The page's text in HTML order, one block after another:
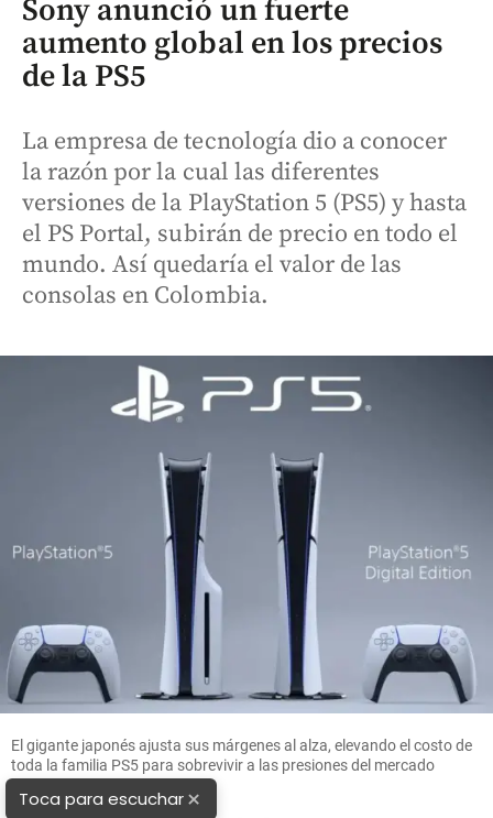
Sony anunció un fuerte
aumento global en los precios
de la PS5
La empresa de tecnología dio a conocer
la razón por la cual las diferentes
versiones de la PlayStation 5 (PS5) y hasta
el PS Portal, subirán de precio en todo el
mundo. Así quedaría el valor de las
consolas en Colombia.
El gigante japonés ajusta sus márgenes al alza, elevando el costo de
toda la familia PS5 para sobrevivir a las presiones del mercado
global. FOTO: Sony
Toca para escuchar×